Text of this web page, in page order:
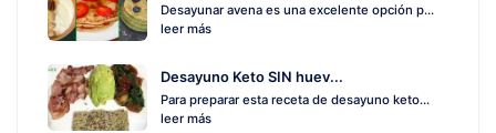
Desayunar avena es una excelente opción p...
leer más
Desayuno Keto SIN huev...
Para preparar esta receta de desayuno keto...
leer más